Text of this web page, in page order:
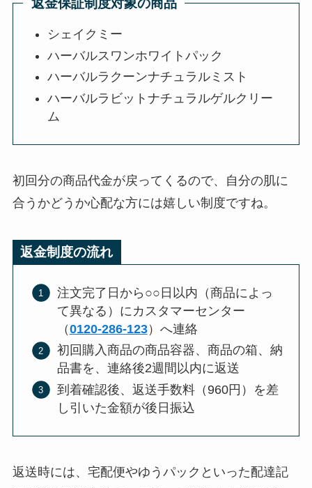
シェイクミー
ハーバルスワンホワイトパック
ハーバルラクーンナチュラルミスト
ハーバルラビットナチュラルゲルクリー
ム
初回分の商品代金が戻ってくるので、自分の肌に
合うかどうか心配な方には嬉しい制度ですね。
返金制度の流れ
注文完了日から○○日以内（商品によっ
て異なる）にカスタマーセンター
（0120-286-123）へ連絡
初回購入商品の商品容器、商品の箱、納
品書を、連絡後2週間以内に返送
到着確認後、返送手数料（960円）を差
し引いた金額が後日振込
返送時には、宅配便やゆうパックといった配達記